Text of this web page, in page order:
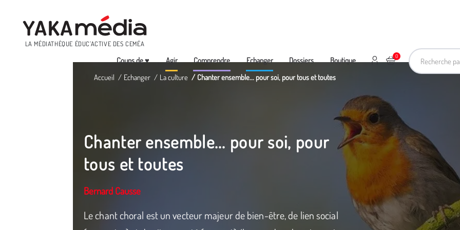
LA MÉDIATHÈQUE ÉDUC’ACTIVE DES CEMÉA
Recherche
Menu
Coups de ♥ Agir Comprendre Echanger Dossiers Boutique 0
Ajouter au panier
Mon compte
Accueil Echanger La culture Chanter ensemble... pour soi, pour tous et toutes
Chanter ensemble... pour soi, pour
tous et toutes
Bernard Causse
Le chant choral est un vecteur majeur de bien-être, de lien social